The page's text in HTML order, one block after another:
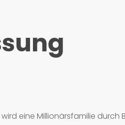
eine Millionärsfamilie durch